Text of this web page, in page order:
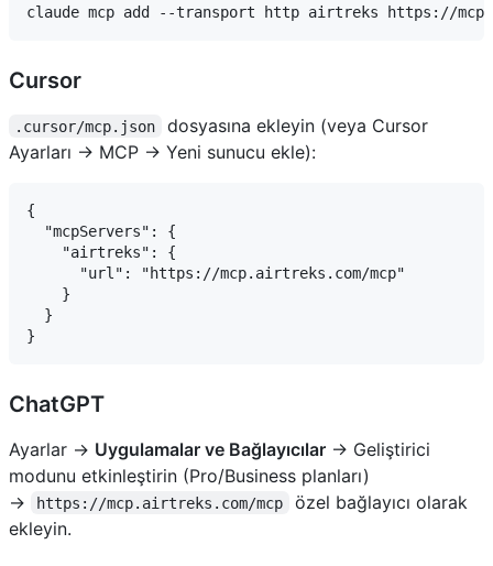
Cursor
.cursor/mcp.json
dosyasına ekleyin (veya Cursor
Ayarları → MCP → Yeni sunucu ekle):
{
  "mcpServers": {
    "airtreks": {
      "url": "https://mcp.airtreks.com/mcp"
    }
  }
ChatGPT
Ayarlar → Uygulamalar ve Bağlayıcılar → Geliştirici
modunu etkinleştirin (Pro/Business planları)
→
https://mcp.airtreks.com/mcp
özel bağlayıcı olarak
ekleyin.